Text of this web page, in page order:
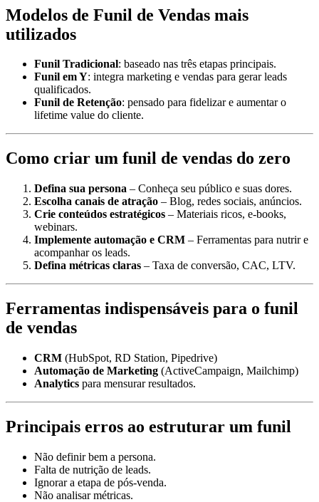
Modelos de Funil de Vendas mais
utilizados
Funil Tradicional: baseado nas três etapas principais.
Funil em Y: integra marketing e vendas para gerar leads
qualificados.
Funil de Retenção: pensado para fidelizar e aumentar o
lifetime value do cliente.
Como criar um funil de vendas do zero
Defina sua persona – Conheça seu público e suas dores.
Escolha canais de atração – Blog, redes sociais, anúncios.
Crie conteúdos estratégicos – Materiais ricos, e-books,
webinars.
Implemente automação e CRM – Ferramentas para nutrir e
acompanhar os leads.
Defina métricas claras – Taxa de conversão, CAC, LTV.
Ferramentas indispensáveis para o funil
de vendas
CRM (HubSpot, RD Station, Pipedrive)
Automação de Marketing (ActiveCampaign, Mailchimp)
Analytics para mensurar resultados.
Principais erros ao estruturar um funil
Não definir bem a persona.
Falta de nutrição de leads.
Ignorar a etapa de pós-venda.
Não analisar métricas.